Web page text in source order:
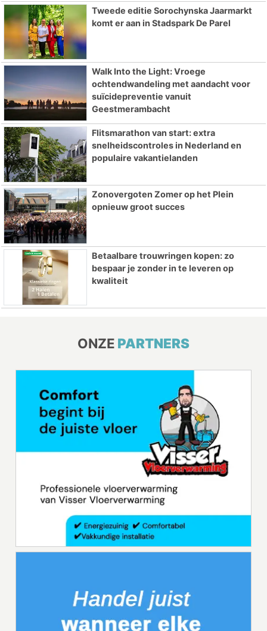
Tweede editie Sorochynska Jaarmarkt
komt er aan in Stadspark De Parel
Walk Into the Light: Vroege
ochtendwandeling met aandacht voor
suïcidepreventie vanuit
Geestmerambacht
Flitsmarathon van start: extra
snelheidscontroles in Nederland en
populaire vakantielanden
Zonovergoten Zomer op het Plein
opnieuw groot succes
Betaalbare trouwringen kopen: zo
bespaar je zonder in te leveren op
kwaliteit
ONZE PARTNERS